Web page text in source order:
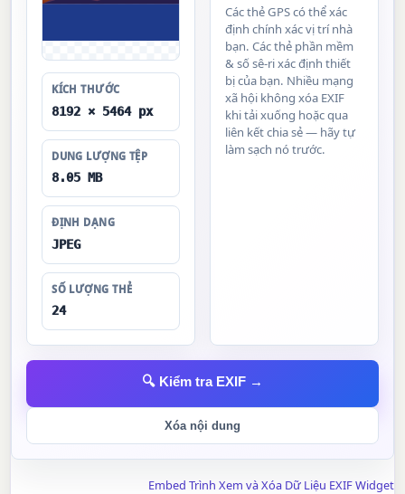
KÍCH THƯỚC
8192 × 5464 px
DUNG LƯỢNG TỆP
8.05 MB
ĐỊNH DẠNG
JPEG
SỐ LƯỢNG THẺ
24
Các thẻ GPS có thể xác
định chính xác vị trí nhà
bạn. Các thẻ phần mềm
& số sê-ri xác định thiết
bị của bạn. Nhiều mạng
xã hội không xóa EXIF
khi tải xuống hoặc qua
liên kết chia sẻ — hãy tự
làm sạch nó trước.
🔍 Kiểm tra EXIF →
Xóa nội dung
Embed Trình Xem và Xóa Dữ Liệu EXIF Widget